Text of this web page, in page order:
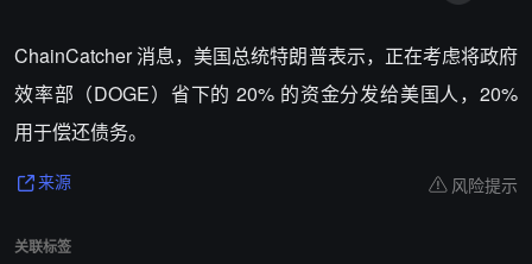
ChainCatcher 消息，美国总统特朗普表示，正在考虑将政府
效率部（DOGE）省下的 20% 的资金分发给美国人，20%
用于偿还债务。
来源 风险提示
关联标签